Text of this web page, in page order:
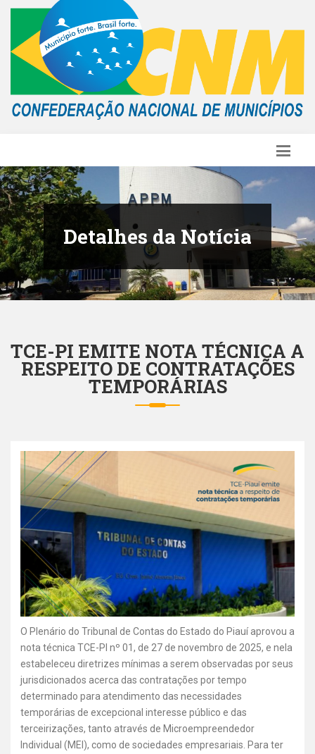
Detalhes da Notícia
TCE-PI EMITE NOTA TÉCNICA A
RESPEITO DE CONTRATAÇÕES
TEMPORÁRIAS
O Plenário do Tribunal de Contas do Estado do Piauí aprovou a
nota técnica TCE-PI nº 01, de 27 de novembro de 2025, e nela
estabeleceu diretrizes mínimas a serem observadas por seus
jurisdicionados acerca das contratações por tempo
determinado para atendimento das necessidades
temporárias de excepcional interesse público e das
terceirizações, tanto através de Microempreendedor
Individual (MEI), como de sociedades empresariais. Para ter